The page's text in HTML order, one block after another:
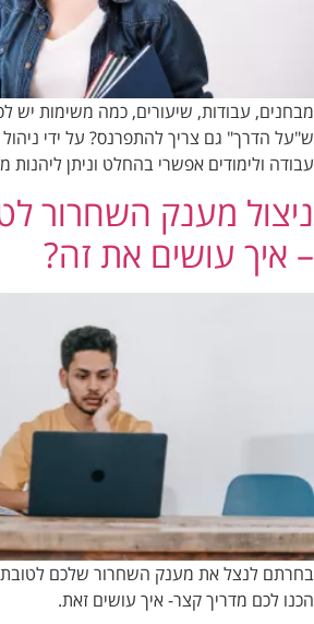
מבחנים, עבודות, שיעורים, כמה משימות יש
ש"על הדרך" גם צריך להתפרנס? על ידי ניהול
עבודה ולימודים אפשרי בהחלט וניתן ליהנות
ניצול מענק השחרור
– איך עושים את זה?
בחרתם לנצל את מענק השחרור שלכם לטובת
הכנו לכם מדריך קצר- איך עושים זאת.